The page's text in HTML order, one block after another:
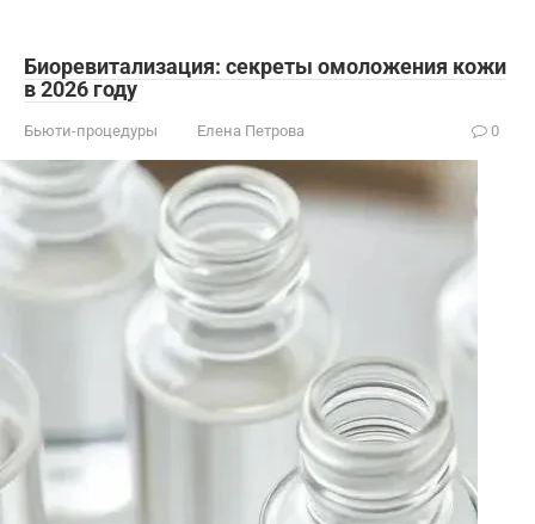
Биоревитализация: секреты омоложения кожи
в 2026 году
Бьюти-процедуры Елена Петрова 0